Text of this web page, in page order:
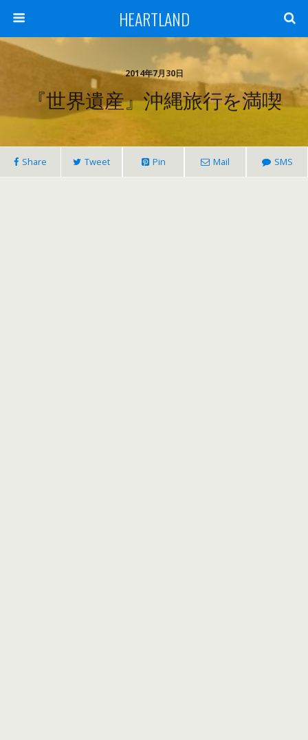
HEARTLAND
2014年7月30日
『世界遺産』沖縄旅行を満喫
Share Tweet Pin Mail SMS